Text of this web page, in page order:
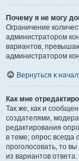
Почему я не могу
Ограничение
администратором
вариантов,
администратором
Вернуться к
Как мне
Так же, как и
создателями,
редактирования
в теме; опрос всегда
проголосовать, то
из вариантов